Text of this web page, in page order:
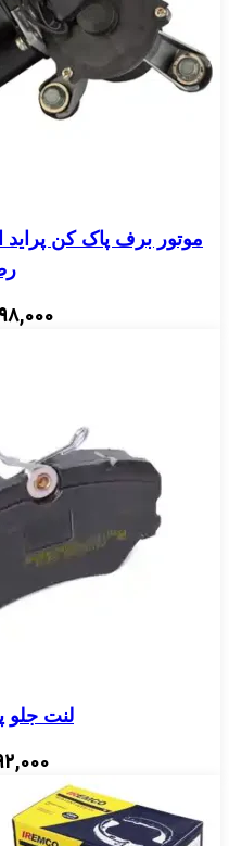
موتور برف پاک کن پراید
لنت جلو پژو